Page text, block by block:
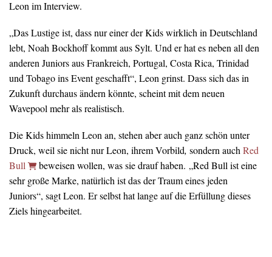
Leon im Interview.
„Das Lustige ist, dass nur einer der Kids wirklich in Deutschland
lebt, Noah Bockhoff kommt aus Sylt. Und er hat es neben all den
anderen Juniors aus Frankreich, Portugal, Costa Rica, Trinidad
und Tobago ins Event geschafft“, Leon grinst. Dass sich das in
Zukunft durchaus ändern könnte, scheint mit dem neuen
Wavepool mehr als realistisch.
Die Kids himmeln Leon an, stehen aber auch ganz schön unter
Druck, weil sie nicht nur Leon, ihrem Vorbild, sondern auchRed
Bull
beweisen wollen, was sie drauf haben. „Red Bull ist eine
sehr große Marke, natürlich ist das der Traum eines jeden
Juniors“, sagt Leon. Er selbst hat lange auf die Erfüllung dieses
Ziels hingearbeitet.